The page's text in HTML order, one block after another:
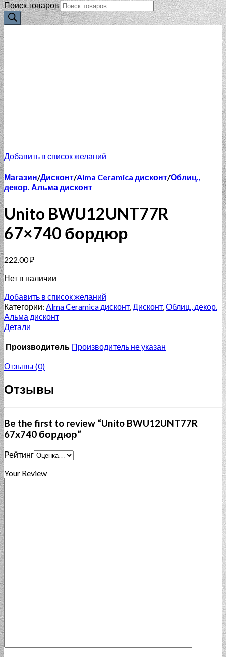
Поиск товаров
Добавить в список желаний
Магазин/Дисконт/Alma Ceramica дисконт/Облиц.,
декор. Альма дисконт
Unito BWU12UNT77R
67×740 бордюр
222.00₽
Нет в наличии
Добавить в список желаний
Категории: Alma Ceramica дисконт,Дисконт,Облиц., декор.
Альма дисконт
Детали
Производитель Производитель не указан
Отзывы (0)
Отзывы
Be the first to review “Unito BWU12UNT77R
67x740 бордюр”
Рейтинг
Your Review